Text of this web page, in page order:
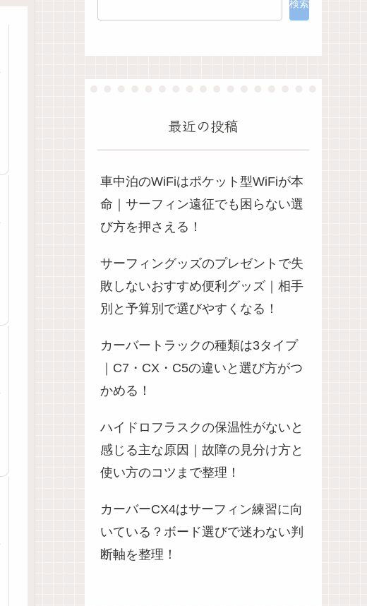
検索
最近の投稿
車中泊のWiFiはポケット型WiFiが本
命｜サーフィン遠征でも困らない選
び方を押さえる！
サーフィングッズのプレゼントで失
敗しないおすすめ便利グッズ｜相手
別と予算別で選びやすくなる！
カーバートラックの種類は3タイプ
｜C7・CX・C5の違いと選び方がつ
かめる！
ハイドロフラスクの保温性がないと
感じる主な原因｜故障の見分け方と
使い方のコツまで整理！
カーバーCX4はサーフィン練習に向
いている？ボード選びで迷わない判
断軸を整理！